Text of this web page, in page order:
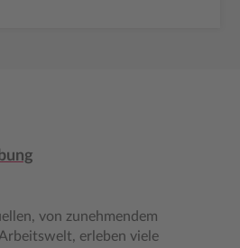
von zunehmendem
erleben viele